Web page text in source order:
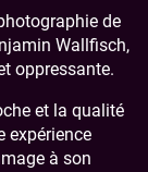
de
Wallfisch,
oppressante.
et la qualité
expérience
à son